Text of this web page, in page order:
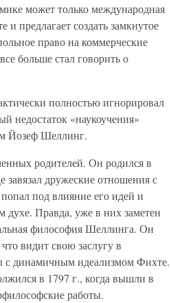
может только международная
предлагает создать замкнутое
право на коммерческие
больше стал говорить о
полностью игнорировал
недостаток «наукоучения»
Йозеф Шеллинг.
родителей. Он родился в
завязал дружеские отношения с
под влияние его идей и
духе. Правда, уже в них заметен
философия Шеллинга. Он
видит свою заслугу в
с динамичным идеализмом Фихте.
в 1797 г., когда вышли в
работы.